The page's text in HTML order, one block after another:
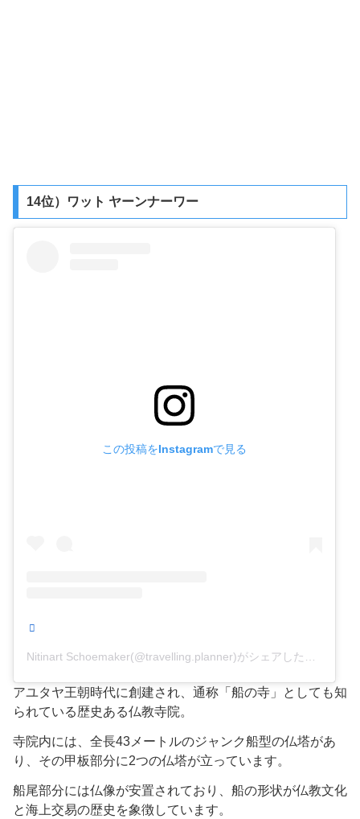
14位）ワット ヤーンナーワー
この投稿をInstagramで見る
Nitinart Schoemaker(@travelling.planner)がシェアした投稿
アユタヤ王朝時代に創建され、通称「船の寺」としても知
られている歴史ある仏教寺院。
寺院内には、全長43メートルのジャンク船型の仏塔があ
り、その甲板部分に2つの仏塔が立っています。
船尾部分には仏像が安置されており、船の形状が仏教文化
と海上交易の歴史を象徴しています。